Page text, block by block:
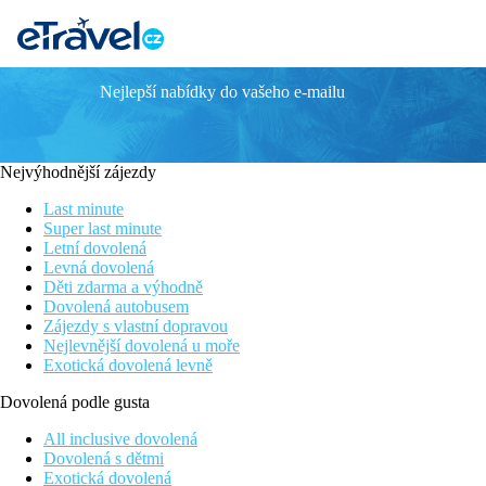
Anelia Resort & Spa
Přímo na krásné písečné pláži
Atraktivní oblast Flic n Flac
Moderní design
Hotel vhodný k trávení aktivní dovolené
Poloha
Hotel se nachází v oblasti Flic en Flac. Centrum města je
Letiště je vzdáleno cca 50 km
Vybavení
141 pokojů, vstupní hala s recepcí, wifi zdarma, 3 restaurace, 2
Pokoje
Dvoulůžkový pokoj, Superior:
Ostatní typy pokojů (pokud není uvedeno jinak, mají pokoje
Nejlepší nabídky do vašeho e-mailu
Nejvýhodnější zájezdy
Last minute
Super last minute
Letní dovolená
Levná dovolená
Děti zdarma a výhodně
Dovolená autobusem
Zájezdy s vlastní dopravou
Nejlevnější dovolená u moře
Exotická dovolená levně
Dovolená podle gusta
All inclusive dovolená
Dovolená s dětmi
Exotická dovolená